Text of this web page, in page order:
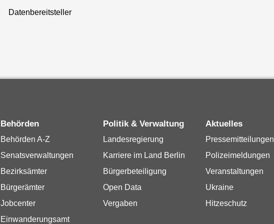
Datenbereitsteller
Behörden
Behörden A-Z
Senatsverwaltungen
Bezirksämter
Bürgerämter
Jobcenter
Einwanderungsamt
Politik & Verwaltung
Landesregierung
Karriere im Land Berlin
Bürgerbeteiligung
Open Data
Vergaben
Aktuelles
Pressemitteilungen
Polizeimeldungen
Veranstaltungen
Ukraine
Hitzeschutz